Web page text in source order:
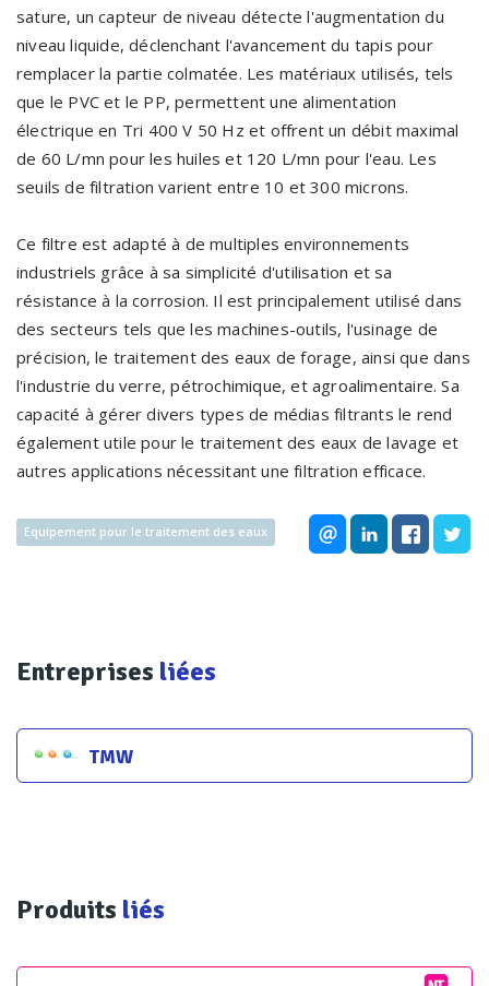
sature, un capteur de niveau détecte l'augmentation du
niveau liquide, déclenchant l'avancement du tapis pour
remplacer la partie colmatée. Les matériaux utilisés, tels
que le PVC et le PP, permettent une alimentation
électrique en Tri 400 V 50 Hz et offrent un débit maximal
de 60 L/mn pour les huiles et 120 L/mn pour l'eau. Les
seuils de filtration varient entre 10 et 300 microns.
Ce filtre est adapté à de multiples environnements
industriels grâce à sa simplicité d'utilisation et sa
résistance à la corrosion. Il est principalement utilisé dans
des secteurs tels que les machines-outils, l'usinage de
précision, le traitement des eaux de forage, ainsi que dans
l'industrie du verre, pétrochimique, et agroalimentaire. Sa
capacité à gérer divers types de médias filtrants le rend
également utile pour le traitement des eaux de lavage et
autres applications nécessitant une filtration efficace.
Equipement pour le traitement des eaux
Entreprises liées
TMW
Produits liés